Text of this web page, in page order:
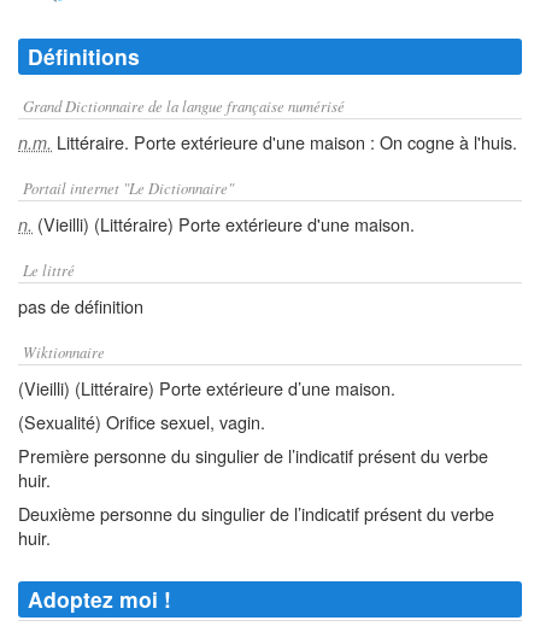
Définitions
Grand Dictionnaire de la langue française numérisé
n.m. Littéraire. Porte extérieure d'une maison : On cogne à l'huis.
Portail internet "Le Dictionnaire"
n. (Vieilli) (Littéraire) Porte extérieure d'une maison.
Le littré
pas de définition
Wiktionnaire
(Vieilli) (Littéraire) Porte extérieure d’une maison.
(Sexualité) Orifice sexuel, vagin.
Première personne du singulier de l’indicatif présent du verbe
huir.
Deuxième personne du singulier de l’indicatif présent du verbe
huir.
Adoptez moi !